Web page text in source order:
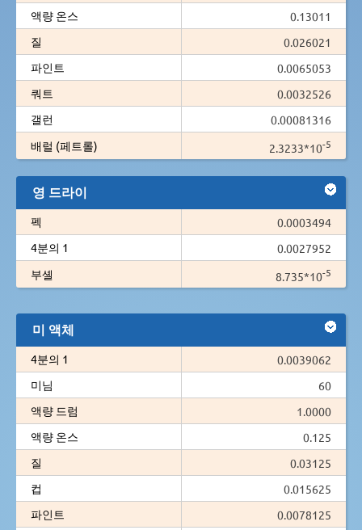
액량 온스
0.13011
질
0.026021
파인트
0.0065053
쿼트
0.0032526
갤런
0.00081316
배럴 (페트롤)
2.3233*10-5
영 드라이
펙
0.0003494
4분의 1
0.0027952
부셸
8.735*10-5
미 액체
4분의 1
0.0039062
미님
60
액량 드럼
1.0000
액량 온스
0.125
질
0.03125
컵
0.015625
파인트
0.0078125